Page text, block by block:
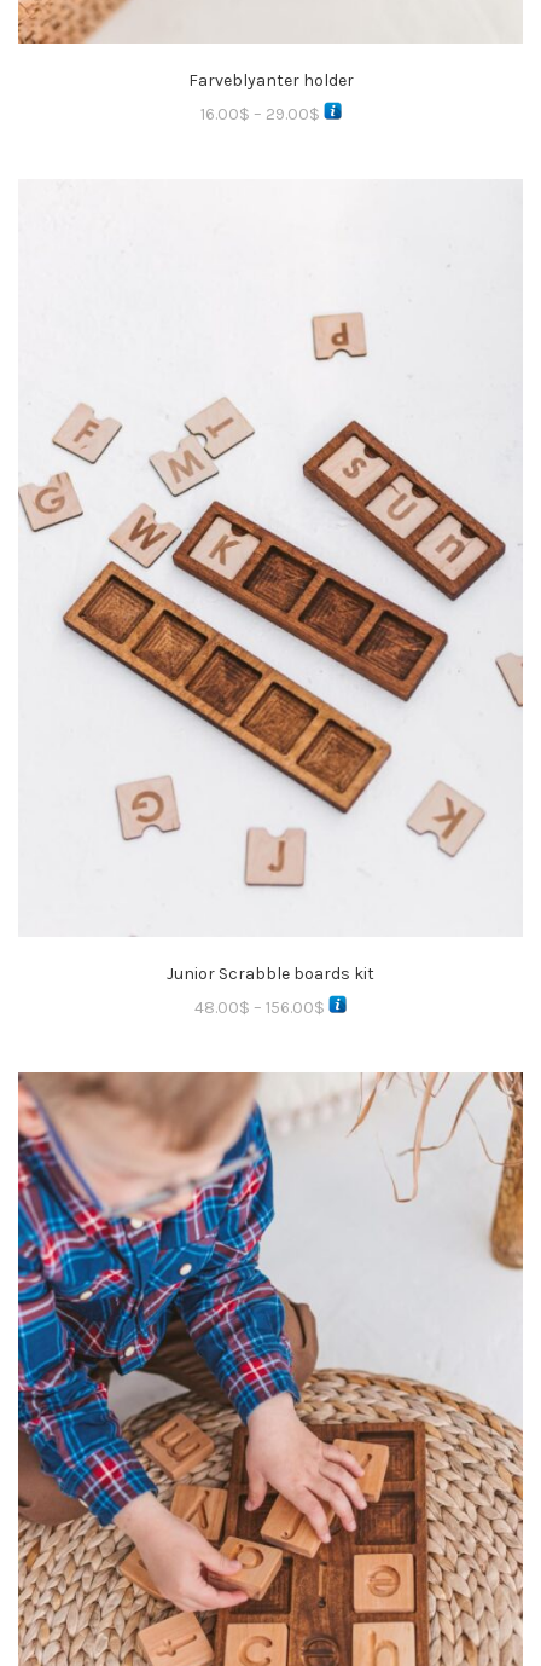
Farveblyanter holder
16.00$ – 29.00$
Junior Scrabble boards kit
48.00$ – 156.00$